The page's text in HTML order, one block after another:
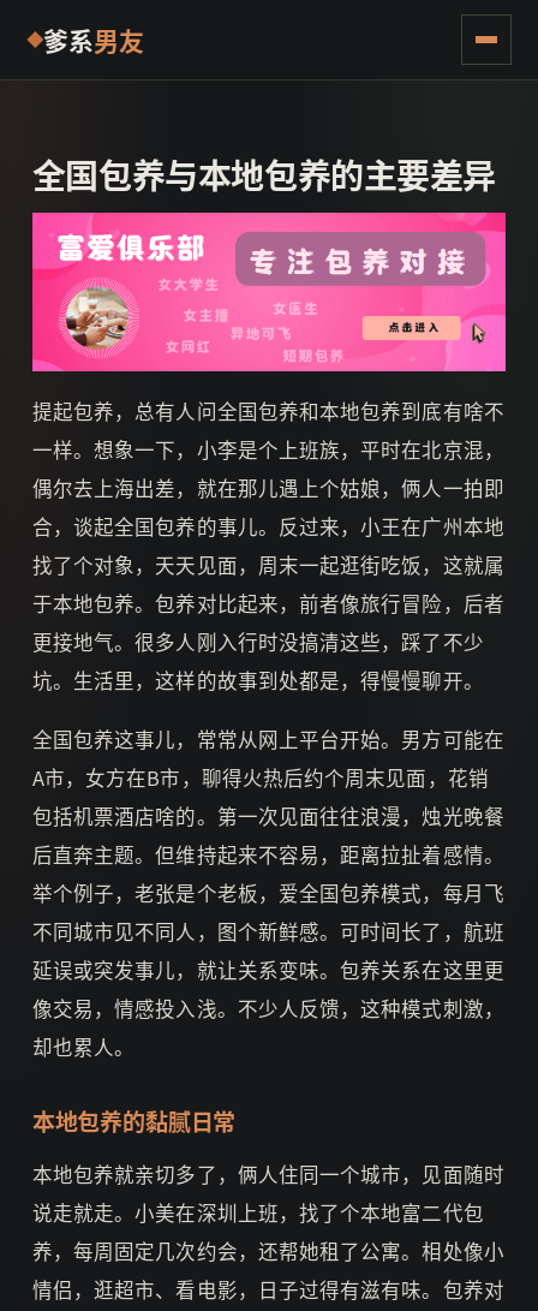
爹系男友
全国包养与本地包养的主要差异
提起包养，总有人问全国包养和本地包养到底有啥不
一样。想象一下，小李是个上班族，平时在北京混，
偶尔去上海出差，就在那儿遇上个姑娘，俩人一拍即
合，谈起全国包养的事儿。反过来，小王在广州本地
找了个对象，天天见面，周末一起逛街吃饭，这就属
于本地包养。包养对比起来，前者像旅行冒险，后者
更接地气。很多人刚入行时没搞清这些，踩了不少
坑。生活里，这样的故事到处都是，得慢慢聊开。
全国包养这事儿，常常从网上平台开始。男方可能在
A市，女方在B市，聊得火热后约个周末见面，花销
包括机票酒店啥的。第一次见面往往浪漫，烛光晚餐
后直奔主题。但维持起来不容易，距离拉扯着感情。
举个例子，老张是个老板，爱全国包养模式，每月飞
不同城市见不同人，图个新鲜感。可时间长了，航班
延误或突发事儿，就让关系变味。包养关系在这里更
像交易，情感投入浅。不少人反馈，这种模式刺激，
却也累人。
本地包养的黏腻日常
本地包养就亲切多了，俩人住同一个城市，见面随时
说走就走。小美在深圳上班，找了个本地富二代包
养，每周固定几次约会，还帮她租了公寓。相处像小
情侣，逛超市、看电影，日子过得有滋有味。包养对